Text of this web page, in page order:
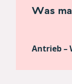
Was
Antrieb –